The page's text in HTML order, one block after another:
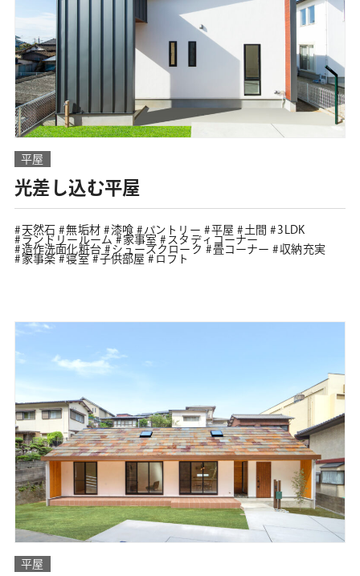
平屋
光差し込む平屋
天然石 無垢材 漆喰 パントリー 平屋 土間
3LDK
ランドリールーム
家事室
スタディコーナー
造作洗面化粧台
シューズクローク 畳コーナー
収納充実
家事楽
寝室 子供部屋 ロフト
平屋